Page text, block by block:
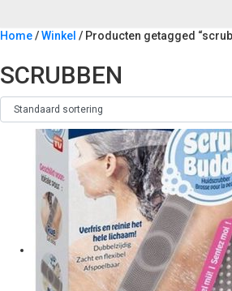
Home/Winkel / Producten getagged
SCRUBBEN